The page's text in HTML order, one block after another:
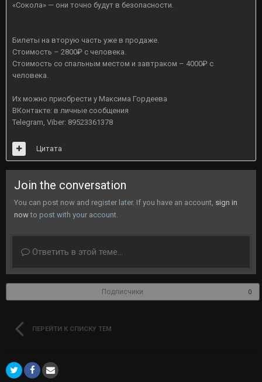
«Сокола» — они точно будут в безопасности.
Билеты на вторую часть уже в продаже.
Стоимость – 2800₽ с человека.
Стоимость со спальным местом и завтраком – 4000₽ с
человека.
Их можно приобрести у Максима Гордеева
ВКонтакте: в личные сообщения
Telegram, Viber: 89523361378
Цитата
Join the conversation
You can post now and register later. If you have an account, sign in
nowto post with your account.
Ответить в этой теме...
Подписчики 0
ПЕРЕЙТИ К СПИСКУ ТЕМ